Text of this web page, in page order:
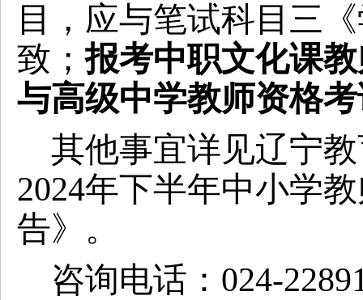
目，应与笔试科目三
致；报考中职文化课
与高级中学教师资格
其他事宜详见辽宁
2024年下半年中小学
告》。
咨询电话： 024-